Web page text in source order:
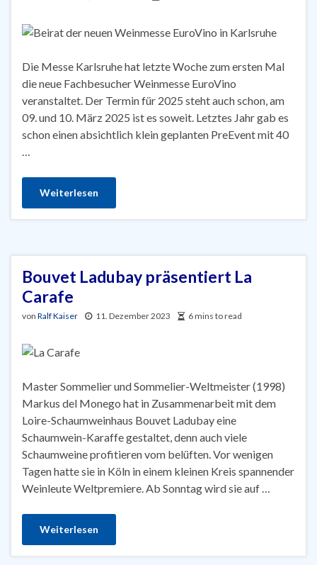
Die Messe Karlsruhe hat letzte Woche zum ersten Mal
die neue Fachbesucher Weinmesse EuroVino
veranstaltet. Der Termin für 2025 steht auch schon, am
09. und 10. März 2025 ist es soweit. Letztes Jahr gab es
schon einen absichtlich klein geplanten PreEvent mit 40
…
Weiterlesen
Bouvet Ladubay präsentiert La
Carafe
von Ralf Kaiser 11. Dezember 2023 6 mins to read
Master Sommelier und Sommelier-Weltmeister (1998)
Markus del Monego hat in Zusammenarbeit mit dem
Loire-Schaumweinhaus Bouvet Ladubay eine
Schaumwein-Karaffe gestaltet, denn auch viele
Schaumweine profitieren vom belüften. Vor wenigen
Tagen hatte sie in Köln in einem kleinen Kreis spannender
Weinleute Weltpremiere. Ab Sonntag wird sie auf …
Weiterlesen